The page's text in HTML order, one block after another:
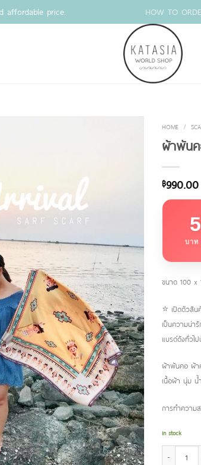
affordable price. HOW TO
HOME /
ผ้าพัน
฿990.00
บาท
ขนาด 100 x
⭐️ เปิดตัวสิน
เป็นความน่า
แบรด์ดังทั่วไ
ผ้าพันคอ ผ้า
เนื้อผ้า นุ่ม น้
การทำความ
In stock
ผ้าพันคอ ลาย